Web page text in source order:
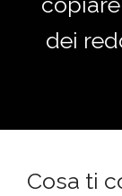
dei
Cosa ti